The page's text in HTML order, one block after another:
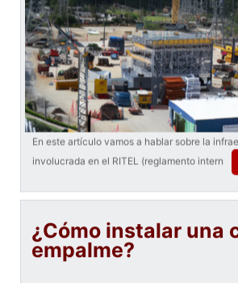
En este artículo vamos a hablar sobre la
involucrada en el RITEL (reglamento intern
¿Cómo instalar una
empalme?